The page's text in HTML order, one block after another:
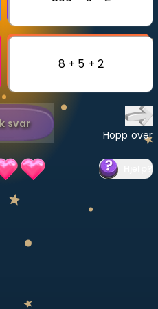
8 + 5 + 2
svar
Hopp over
?